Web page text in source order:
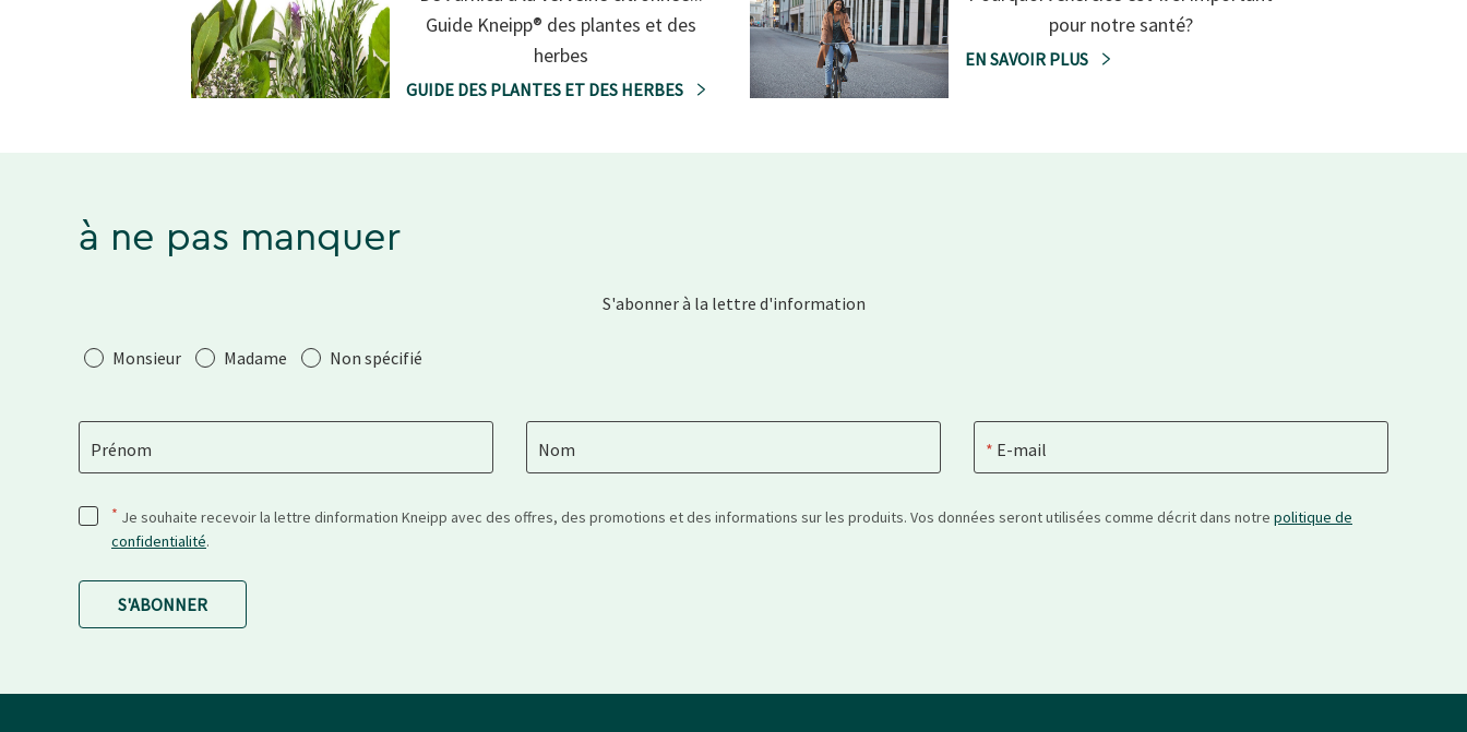
Guide Kneipp® des plantes et des
herbes
GUIDE DES PLANTES ET DES HERBES
pour notre santé?
EN SAVOIR PLUS
à ne pas manquer
S'abonner à la lettre d'information
Salutation
Monsieur Madame Non spécifié
Prénom Nom E-mail
* Je souhaite recevoir la lettre dinformation Kneipp avec des offres, des promotions et des informations sur les produits. Vos données seront utilisées comme décrit dans notre politique de
confidentialité.
S'ABONNER